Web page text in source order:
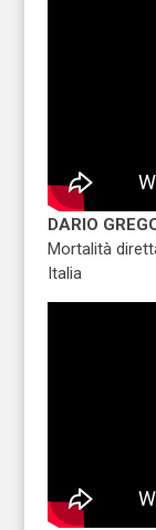
DARIO
Mortalità
Italia